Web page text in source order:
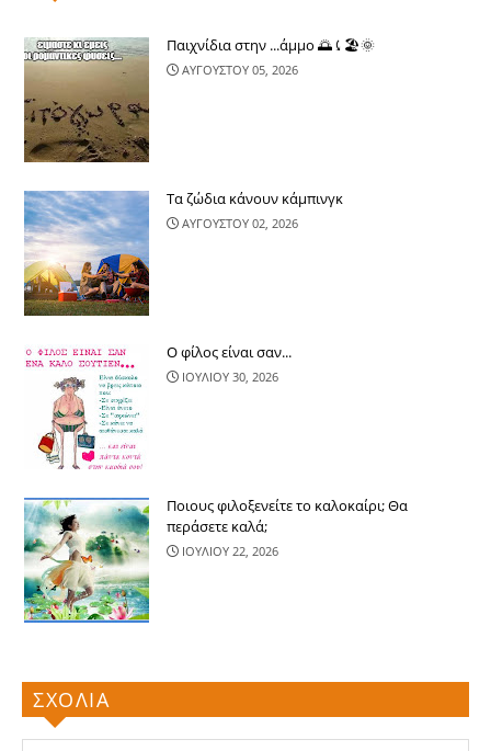
Παιχνίδια στην ...άμμο 🌅⤹🏖🌞
ΑΥΓΟΥΣΤΟΥ 05, 2026
Τα ζώδια κάνουν κάμπινγκ
ΑΥΓΟΥΣΤΟΥ 02, 2026
Ο φίλος είναι σαν...
ΙΟΥΛΙΟΥ 30, 2026
Ποιους φιλοξενείτε το καλοκαίρι; Θα
περάσετε καλά;
ΙΟΥΛΙΟΥ 22, 2026
ΣΧΟΛΙΑ